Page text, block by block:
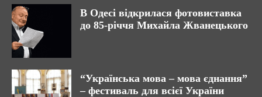
В Одесі відкрилася фотовиставка
до 85-річчя Михайла Жванецького
“Українська мова – мова єднання”
– фестиваль для всієї України